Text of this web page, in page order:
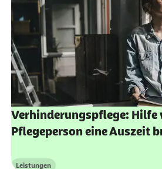
Verhinderungspflege: Hilfe
Pflegeperson eine Auszeit
Leistungen